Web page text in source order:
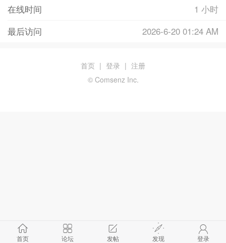
在线时间
1 小时
最后访问
2026-6-20 01:24 AM
首页 论坛 发帖 发现 登录
首页 | 登录 | 注册
© Comsenz Inc.